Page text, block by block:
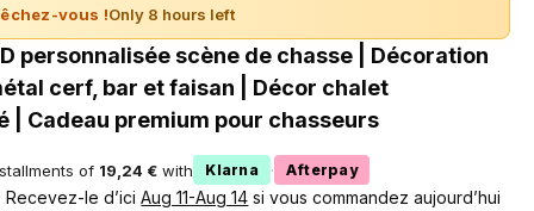
vous !Only 8 hours left
personnalisée scène de chasse | Décoration
cerf, bar et faisan | Décor chalet
| Cadeau premium pour chasseurs
of 19,24 € with Klarna · Afterpay
Recevez-le d’iciAug 11-Aug 14 si vous commandez aujourd’hui